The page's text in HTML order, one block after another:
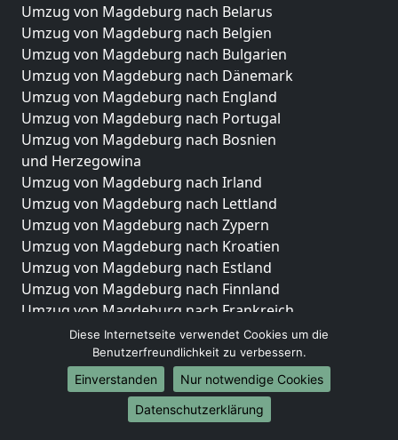
Umzug von Magdeburg nach Belarus
Umzug von Magdeburg nach Belgien
Umzug von Magdeburg nach Bulgarien
Umzug von Magdeburg nach Dänemark
Umzug von Magdeburg nach England
Umzug von Magdeburg nach Portugal
Umzug von Magdeburg nach Bosnien
und Herzegowina
Umzug von Magdeburg nach Irland
Umzug von Magdeburg nach Lettland
Umzug von Magdeburg nach Zypern
Umzug von Magdeburg nach Kroatien
Umzug von Magdeburg nach Estland
Umzug von Magdeburg nach Finnland
Umzug von Magdeburg nach Frankreich
Umzug von Magdeburg nach Griechenland
Umzug von Magdeburg nach Italien
Umzug von Magdeburg nach Liechtenstein
Umzug von Magdeburg nach Luxemburg
Umzug von Magdeburg nach Niederlande
Diese Internetseite verwendet Cookies um die
Benutzerfreundlichkeit zu verbessern.
Einverstanden
Nur notwendige Cookies
Datenschutzerklärung